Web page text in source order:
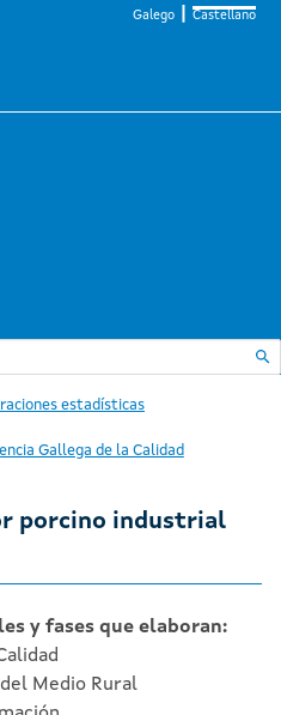
Galego Castellano
estadísticas
Gallega de la Calidad
porcino industrial
y fases que elaboran:
Medio Rural